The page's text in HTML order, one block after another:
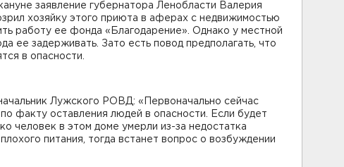
заявление губернатора Ленобласти Валерия
хозяйку этого приюта в аферах с недвижимостью
работу ее фонда «Благодарение». Однако у местной
ее задерживать. Зато есть повод предполагать, что
в опасности.
Лужского РОВД: «Первоначально сейчас
факту оставления людей в опасности. Если будет
человек в этом доме умерли из-за недостатка
питания, тогда встанет вопрос о возбуждении